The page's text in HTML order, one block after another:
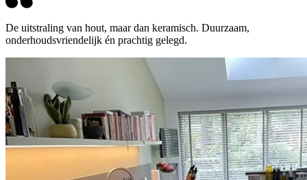
De uitstraling van hout, maar dan keramisch. Duurzaam,
onderhoudsvriendelijk én prachtig gelegd.